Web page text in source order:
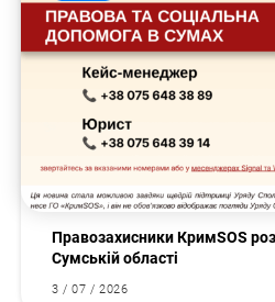
Правозахисники КримSOS
Сумській області
3 / 07 / 2026